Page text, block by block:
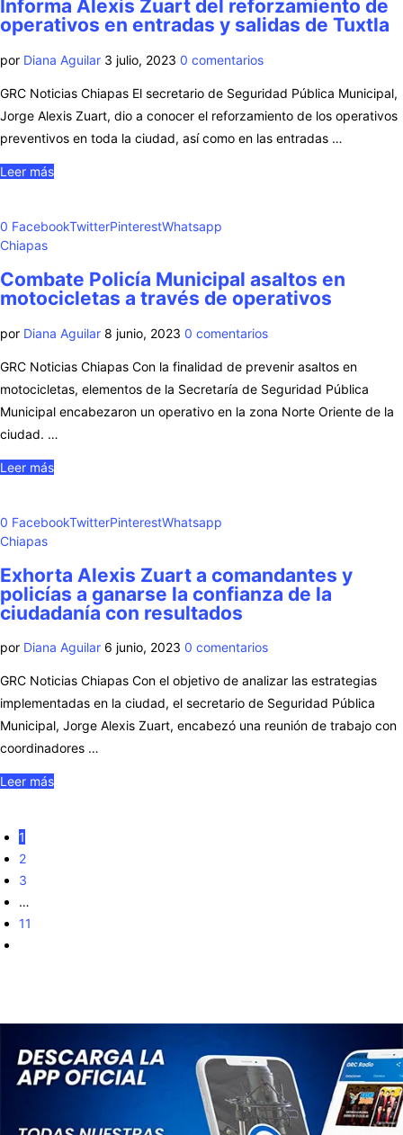
Informa Alexis Zuart del reforzamiento de
operativos en entradas y salidas de Tuxtla
por Diana Aguilar 3 julio, 2023 0 comentarios
GRC Noticias Chiapas El secretario de Seguridad Pública Municipal,
Jorge Alexis Zuart, dio a conocer el reforzamiento de los operativos
preventivos en toda la ciudad, así como en las entradas …
Leer más
0 FacebookTwitterPinterestWhatsapp
Chiapas
Combate Policía Municipal asaltos en
motocicletas a través de operativos
por Diana Aguilar 8 junio, 2023 0 comentarios
GRC Noticias Chiapas Con la finalidad de prevenir asaltos en
motocicletas, elementos de la Secretaría de Seguridad Pública
Municipal encabezaron un operativo en la zona Norte Oriente de la
ciudad. …
Leer más
0 FacebookTwitterPinterestWhatsapp
Chiapas
Exhorta Alexis Zuart a comandantes y
policías a ganarse la confianza de la
ciudadanía con resultados
por Diana Aguilar 6 junio, 2023 0 comentarios
GRC Noticias Chiapas Con el objetivo de analizar las estrategias
implementadas en la ciudad, el secretario de Seguridad Pública
Municipal, Jorge Alexis Zuart, encabezó una reunión de trabajo con
coordinadores …
Leer más
1
2
3
…
11